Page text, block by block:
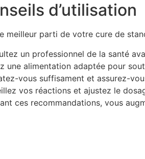
d’utilisation
meilleur parti de votre cure de
un professionnel de la santé
une alimentation adaptée pour
vous suffisament et assurez-
vos réactions et ajustez le
ces recommandations, vous